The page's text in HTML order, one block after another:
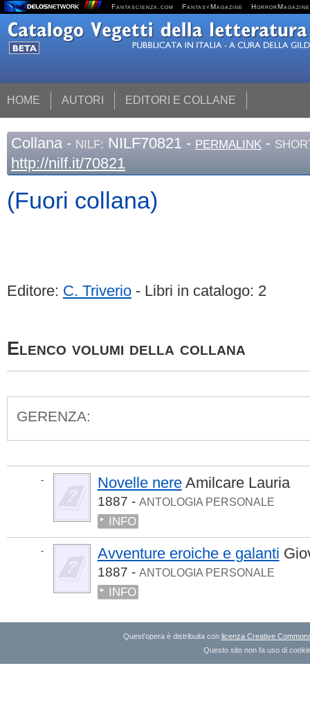
Fantascienza.com FantasyMagazine HorrorMagazine
HOME AUTORI EDITORI E COLLANE
Collana - NILF: NILF70821 - PERMALINK -
http://nilf.it/70821
(Fuori collana)
Editore: C. Triverio - Libri in catalogo: 2
Elenco volumi della collana
GERENZA:
- Novelle nere Amilcare Lauria
1887 - ANTOLOGIA PERSONALE
INFO
- Avventure eroiche e galanti
1887 - ANTOLOGIA PERSONALE
INFO
Quest'opera è distribuita con licenza Creative
Questo sito non fa uso di